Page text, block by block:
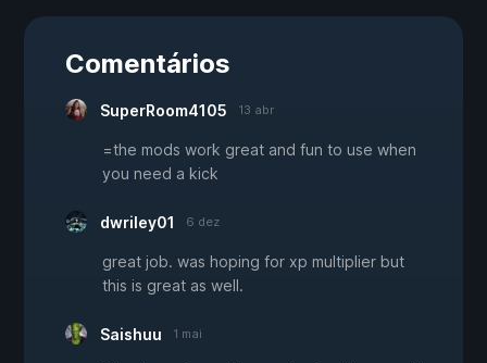
Comentários
SuperRoom4105 13 abr
=the mods work great and fun to use when
you need a kick
dwriley01 6 dez
great job. was hoping for xp multiplier but
this is great as well.
Saishuu 1 mai